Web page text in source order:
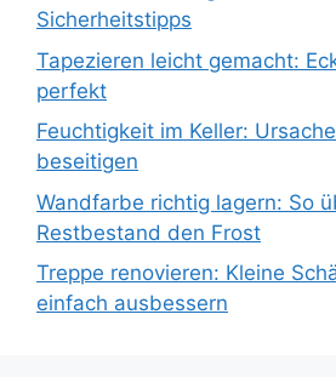
Sicherheitstipps
Tapezieren leicht gemacht:
perfekt
Feuchtigkeit im Keller:
beseitigen
Wandfarbe richtig lagern: So
Restbestand den Frost
Treppe renovieren: Kleine
einfach ausbessern